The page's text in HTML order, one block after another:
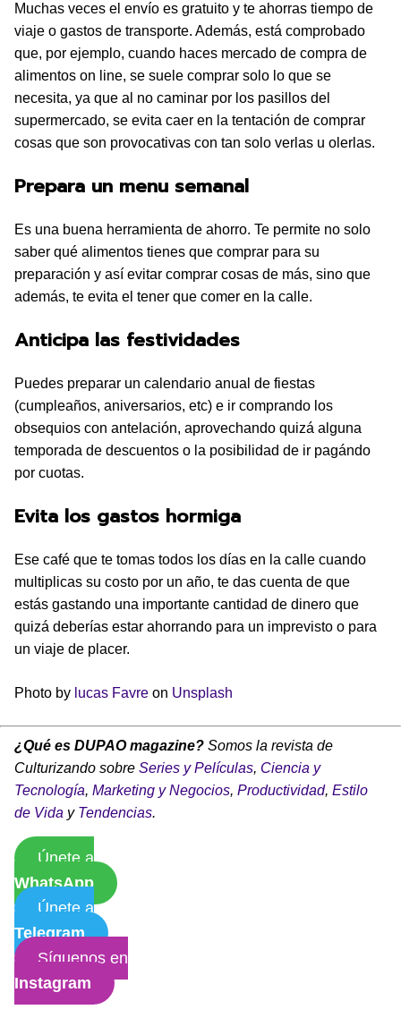
Muchas veces el envío es gratuito y te ahorras tiempo de
viaje o gastos de transporte. Además, está comprobado
que, por ejemplo, cuando haces mercado de compra de
alimentos on line, se suele comprar solo lo que se
necesita, ya que al no caminar por los pasillos del
supermercado, se evita caer en la tentación de comprar
cosas que son provocativas con tan solo verlas u olerlas.
Prepara un menu semanal
Es una buena herramienta de ahorro. Te permite no solo
saber qué alimentos tienes que comprar para su
preparación y así evitar comprar cosas de más, sino que
además, te evita el tener que comer en la calle.
Anticipa las festividades
Puedes preparar un calendario anual de fiestas
(cumpleaños, aniversarios, etc) e ir comprando los
obsequios con antelación, aprovechando quizá alguna
temporada de descuentos o la posibilidad de ir pagándo
por cuotas.
Evita los gastos hormiga
Ese café que te tomas todos los días en la calle cuando
multiplicas su costo por un año, te das cuenta de que
estás gastando una importante cantidad de dinero que
quizá deberías estar ahorrando para un imprevisto o para
un viaje de placer.
Photo by lucas Favre on Unsplash
¿Qué es DUPAO magazine? Somos la revista de
Culturizando sobre Series y Películas, Ciencia y
Tecnología, Marketing y Negocios, Productividad, Estilo
de Vida y Tendencias.
Únete a
WhatsApp
Únete a
Telegram
Síguenos en
Instagram